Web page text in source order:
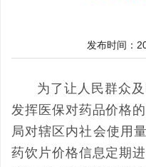
发布时间：
为了让人民群众
发挥医保对药品价格
局对辖区内社会使用
药饮片价格信息定期